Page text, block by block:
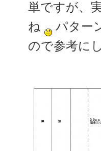
単ですが、
ね
パター
ので参考に